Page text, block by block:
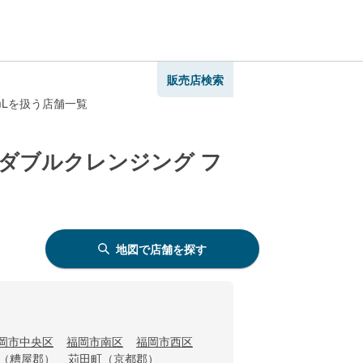
を扱う店舗一覧
販売店検索
ブルクレンジング フ
地図で店舗を探す
市中央区 福岡市南区
福岡市西区
糟屋郡）
苅田町（京都郡）